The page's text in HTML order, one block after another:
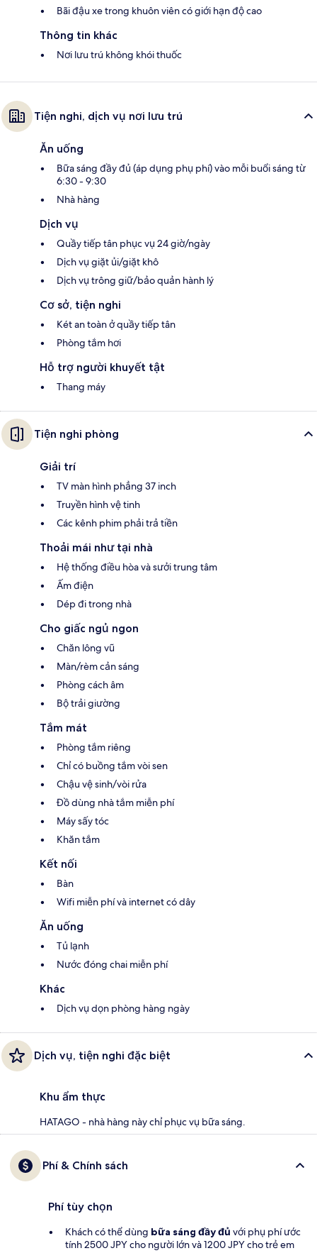
Bãi đậu xe trong khuôn viên có giới hạn độ cao
Thông tin khác
Nơi lưu trú không khói thuốc
Tiện nghi, dịch vụ nơi lưu trú
Ăn uống
Bữa sáng đầy đủ (áp dụng phụ phí) vào mỗi buổi sáng từ
6:30 - 9:30
Nhà hàng
Dịch vụ
Quầy tiếp tân phục vụ 24 giờ/ngày
Dịch vụ giặt ủi/giặt khô
Dịch vụ trông giữ/bảo quản hành lý
Cơ sở, tiện nghi
Két an toàn ở quầy tiếp tân
Phòng tắm hơi
Hỗ trợ người khuyết tật
Thang máy
Tiện nghi phòng
Giải trí
TV màn hình phẳng 37 inch
Truyền hình vệ tinh
Các kênh phim phải trả tiền
Thoải mái như tại nhà
Hệ thống điều hòa và sưởi trung tâm
Ấm điện
Dép đi trong nhà
Cho giấc ngủ ngon
Chăn lông vũ
Màn/rèm cản sáng
Phòng cách âm
Bộ trải giường
Tắm mát
Phòng tắm riêng
Chỉ có buồng tắm vòi sen
Chậu vệ sinh/vòi rửa
Đồ dùng nhà tắm miễn phí
Máy sấy tóc
Khăn tắm
Kết nối
Bàn
Wifi miễn phí và internet có dây
Ăn uống
Tủ lạnh
Nước đóng chai miễn phí
Khác
Dịch vụ dọn phòng hàng ngày
Dịch vụ, tiện nghi đặc biệt
Khu ẩm thực
HATAGO - nhà hàng này chỉ phục vụ bữa sáng.
Phí & Chính sách
Phí tùy chọn
Khách có thể dùng bữa sáng đầy đủ với phụ phí ước
tính 2500 JPY cho người lớn và 1200 JPY cho trẻ em